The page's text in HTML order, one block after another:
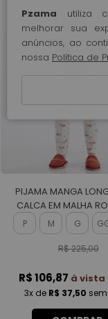
Pzama utiliza
melhorar sua
anúncios, ao
nossa Política de
PIJAMA MANGA
CALCA EM MALHA
FEMININO
P M G
R$ 225,00
R$ 106,87 à vista
3x de R$ 37,50